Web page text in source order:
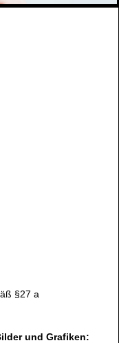
§27 a
und Grafiken: